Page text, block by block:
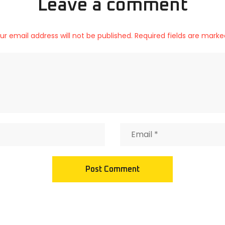
Leave a comment
email address will not be published. Required fields are